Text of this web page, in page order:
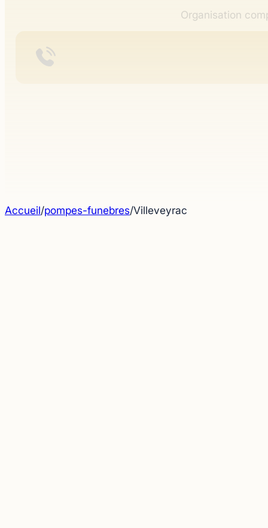
Organisation
Accueil/pompes-funebres/Villeveyrac